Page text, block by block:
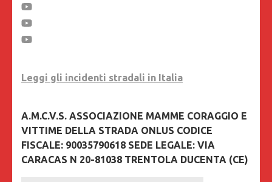
Leggi gli incidenti stradali in Italia
A.M.C.V.S. ASSOCIAZIONE MAMME CORAGGIO E
VITTIME DELLA STRADA ONLUS CODICE
FISCALE: 90035790618 SEDE LEGALE: VIA
CARACAS N 20-81038 TRENTOLA DUCENTA (CE)